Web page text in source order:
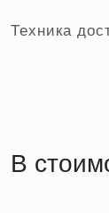
Техника
В